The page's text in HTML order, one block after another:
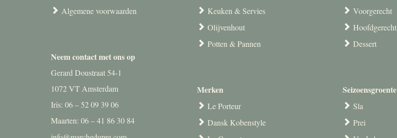
Algemene voorwaarden
Neem contact met ons op
Gerard Doustraat 54-1
1072 VT Amsterdam
Iris: 06 – 52 09 39 06
Maarten: 06 – 41 86 30 84
Keuken & Servies
Olijvenhout
Potten & Pannen
Merken
Le Porteur
Dansk Kobenstyle
Voorgerecht
Hoofdgerecht
Dessert
Seizoensgroente
Sla
Prei